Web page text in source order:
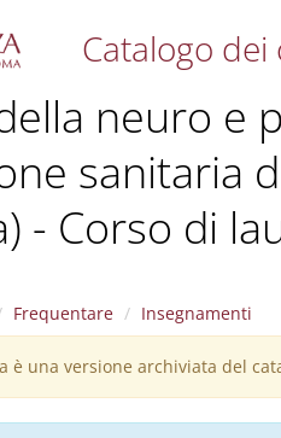
Catalogo
neuro e
sanitaria
- Corso di
Frequentare Insegnamenti
è una versione archiviata del